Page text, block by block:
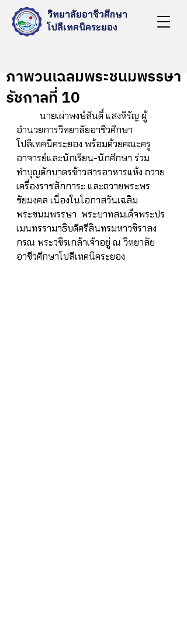
วิทยาลัยอาชีวศึกษา
โปลีเทคนิคระยอง
ภาพวันเฉลิมพระชนมพรรษา
รัชกาลที่ 10
อำนวยการวิทยาลัยอาชีวศึกษา
โปลีเทคนิคระยอง พร้อมด้วยคณะครู
อาจารย์และนักเรียน-นักศึกษา ร่วม
ทำบุญตักบาตรข้าวสารอาหารแห้ง ถวาย
เครื่องราชสักการะ และถวายพระพร
ชัยมงคล เนื่องในโอกาสวันเฉลิม
พระชนมพรรษา  พระบาทสมเด็จพระปร
เมนทรรามาธิบดีศรีสินทรมหาวชิราลง
กรณ พระวชิรเกล้าเจ้าอยู่ ณ วิทยาลัย
อาชีวศึกษาโปลีเทคนิคระยอง